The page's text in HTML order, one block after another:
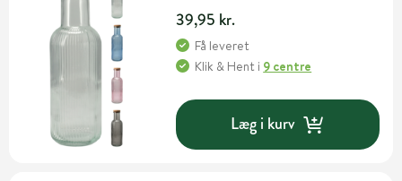
39,95 kr.
Få leveret
Klik & Hent i 9 centre
Læg i kurv